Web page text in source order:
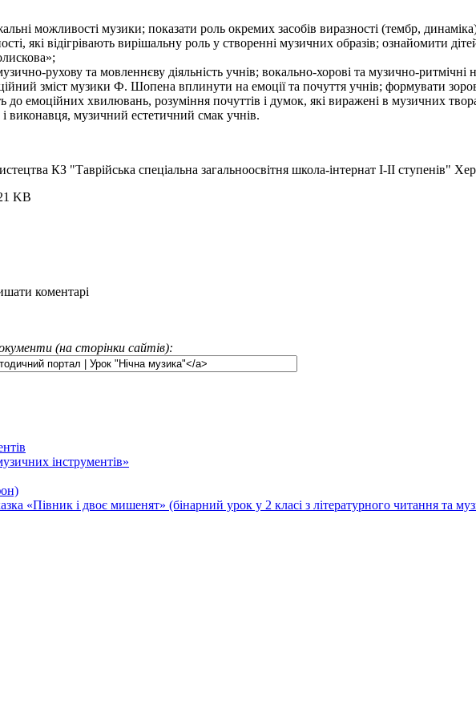
можливості музики; показати роль окремих засобів виразності (тембр,
які відігрівають вирішальну роль у створенні музичних образів; ознайомити
рухову та мовленнєву діяльність учнів; вокально-хорові та музично-
зміст музики Ф. Шопена вплинути на емоції та почуття учнів; формувати
до емоційних хвилювань, розуміння почуттів і думок, які виражені в музичних
і виконавця, музичний естетичний смак учнів.
КЗ "Таврійська спеціальна загальноосвітня школа-інтернат І-ІІ ступенів"
KB
коментарі
(на сторінки сайтів):
інструментів»
«Півник і двоє мишенят» (бінарний урок у 2 класі з літературного читання та